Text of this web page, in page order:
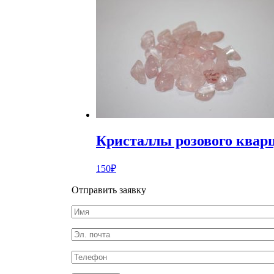
Кристаллы розового
150₽
Отправить заявку